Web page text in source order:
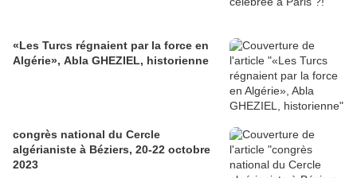
«Les Turcs régnaient par la force en
Algérie», Abla GHEZIEL, historienne
congrès national du Cercle
algérianiste à Béziers, 20-22 octobre
2023